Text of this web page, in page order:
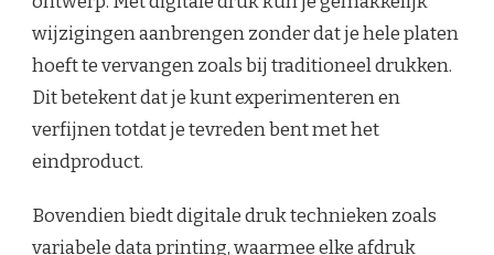
wijzigingen aanbrengen zonder dat je hele platen
hoeft te vervangen zoals bij traditioneel drukken.
Dit betekent dat je kunt experimenteren en
verfijnen totdat je tevreden bent met het
eindproduct.
Bovendien biedt digitale druk technieken zoals
variabele data printing, waarmee elke afdruk